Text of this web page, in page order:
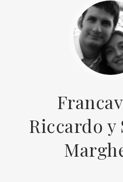
Riccardo y